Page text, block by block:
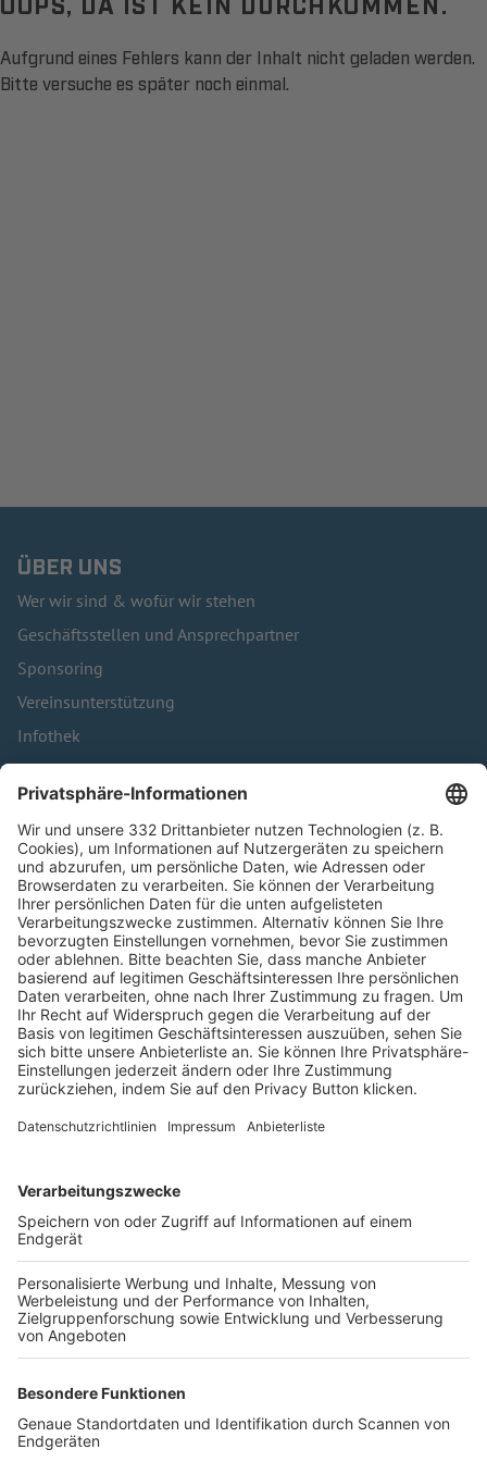
Aufgrund eines Fehlers kann der Inhalt nicht geladen werden.
Bitte versuche es später noch einmal.
ÜBER UNS
Wer wir sind & wofür wir stehen
Geschäftsstellen und Ansprechpartner
Sponsoring
Vereinsunterstützung
Infothek
Kontakt
HÄUFIG BESUCHTE SEITEN
Pässe und Vereinswechsel
Trainerausbildung
Schulungsangebot Vereinsmitarbeiter
BFV-Geschäftsstellen
Trainerbörse
Login SpielPlus
FOLGE DEM BFV
TOP-VEREINE
TOP-PARTNER